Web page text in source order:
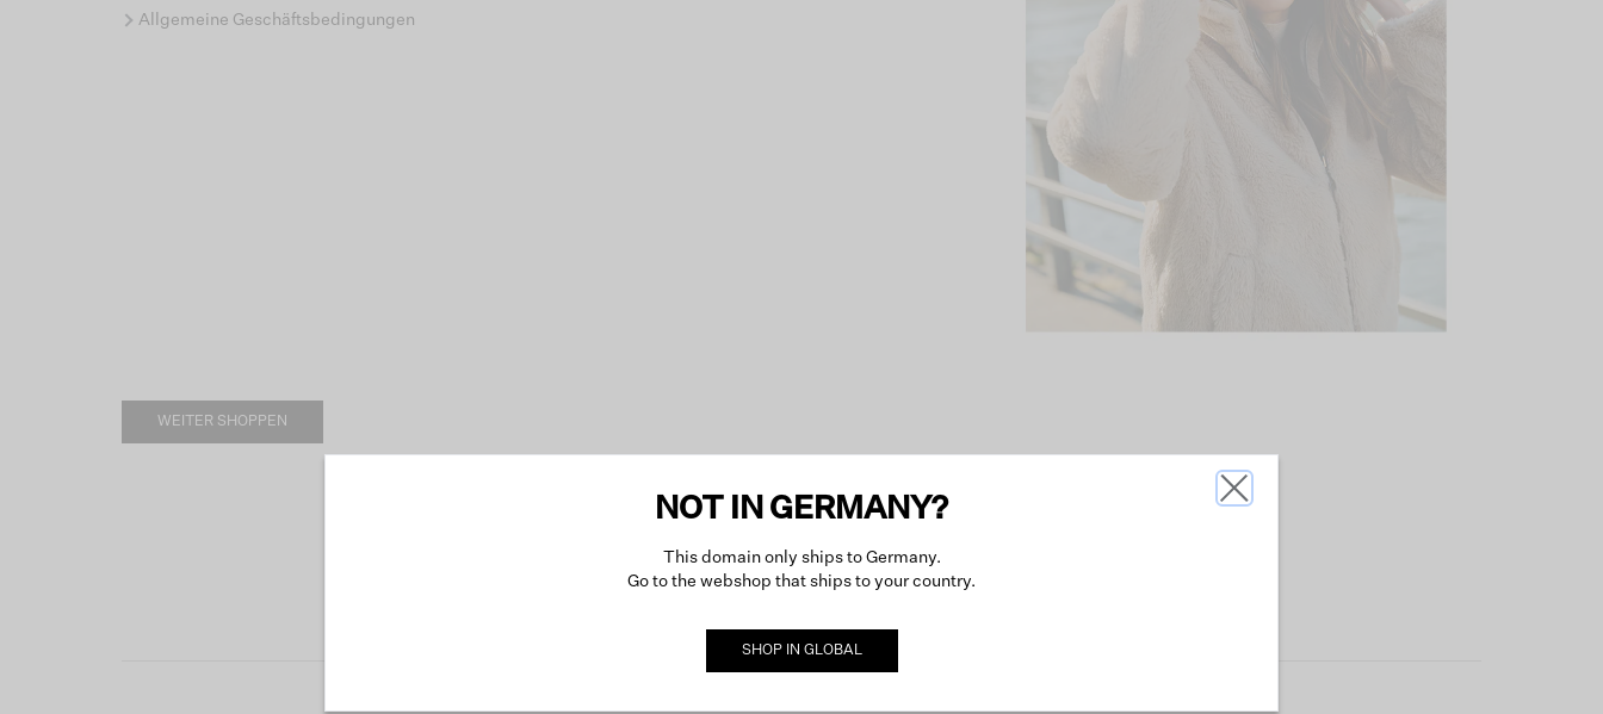
Allgemeine Geschäftsbedingungen
WEITER SHOPPEN
NOT IN GERMANY?
This domain only ships to Germany.
Go to the webshop that ships to your country.
SHOP IN GLOBAL